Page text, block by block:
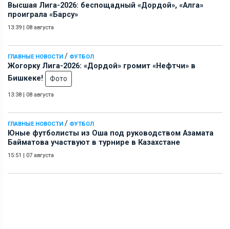
Высшая Лига-2026: беспощадный «Дордой», «Алга»
проиграла «Барсу»
13:39 | 08 августа
ГЛАВНЫЕ НОВОСТИ / ФУТБОЛ
Жогорку Лига-2026: «Дордой» громит «Нефтчи» в
Бишкеке!
Фото
13:38 | 08 августа
ГЛАВНЫЕ НОВОСТИ / ФУТБОЛ
Юные футболисты из Оша под руководством Азамата
Байматова участвуют в турнире в Казахстане
15:51 | 07 августа